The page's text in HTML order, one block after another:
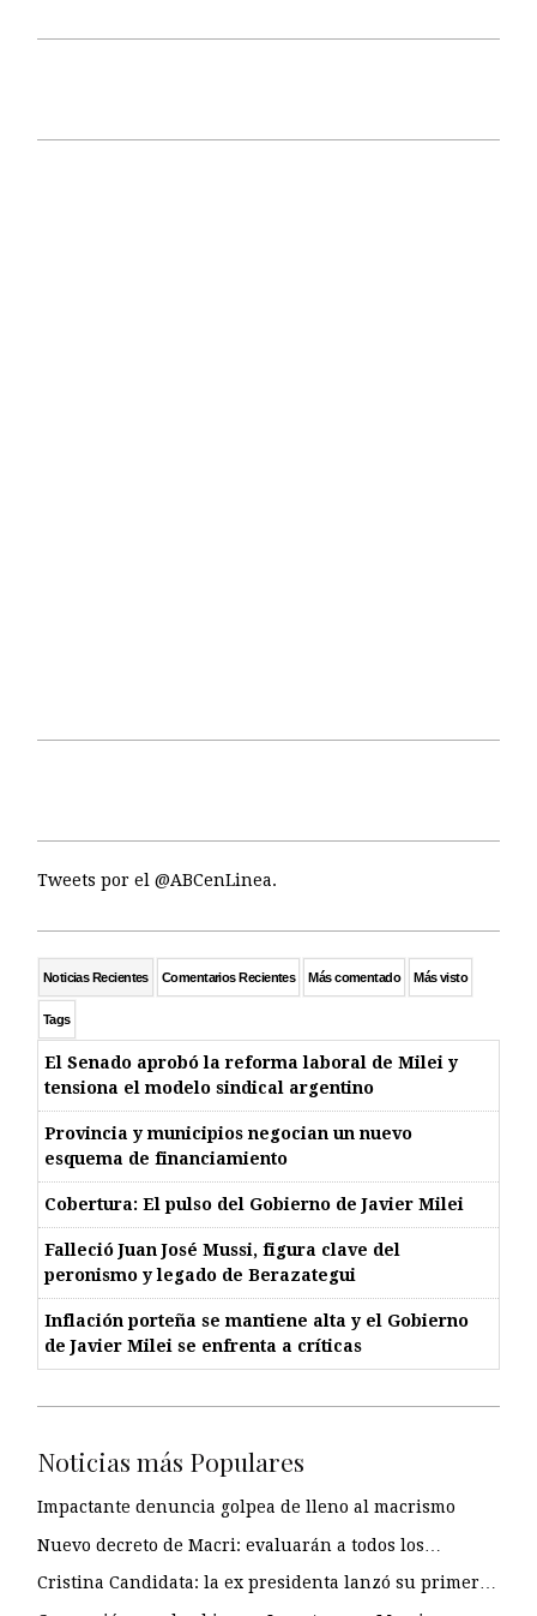
Tweets por el @ABCenLinea.
Noticias Recientes Comentarios Recientes Más comentado Más visto
Tags
El Senado aprobó la reforma laboral de Milei y
tensiona el modelo sindical argentino
Provincia y municipios negocian un nuevo
esquema de financiamiento
Cobertura: El pulso del Gobierno de Javier Milei
Falleció Juan José Mussi, figura clave del
peronismo y legado de Berazategui
Inflación porteña se mantiene alta y el Gobierno
de Javier Milei se enfrenta a críticas
Noticias más Populares
Impactante denuncia golpea de lleno al macrismo
Nuevo decreto de Macri: evaluarán a todos los…
Cristina Candidata: la ex presidenta lanzó su primer…